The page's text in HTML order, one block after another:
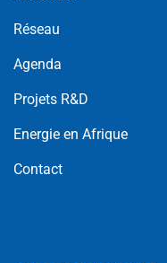
Réseau
Agenda
Projets R&D
Energie en Afrique
Contact